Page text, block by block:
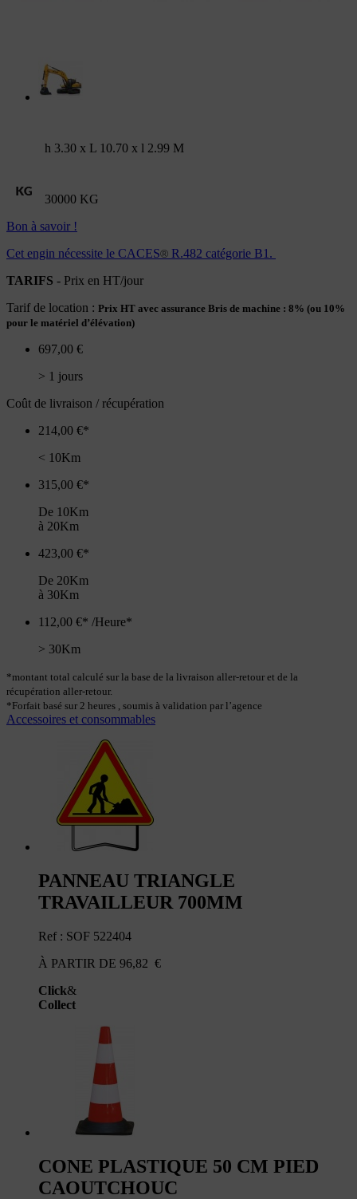
h 3.30 x L 10.70 x l 2.99 M
30000 KG
Bon à savoir !
Cet engin nécessite le CACES® R.482 catégorie B1.
TARIFS - Prix en HT/jour
Tarif de location : Prix HT avec assurance Bris de machine : 8% (ou 10%
pour le matériel d’élévation)
697,00 €
> 1 jours
Coût de livraison / récupération
214,00 €*
< 10Km
315,00 €*
De 10Km
à 20Km
423,00 €*
De 20Km
à 30Km
112,00 €* /Heure*
> 30Km
*montant total calculé sur la base de la livraison aller-retour et de la
récupération aller-retour.
*Forfait basé sur 2 heures , soumis à validation par l’agence
Accessoires et consommables
PANNEAU TRIANGLE
TRAVAILLEUR 700MM
Ref : SOF 522404
À PARTIR DE 96,82 €
Click&
Collect
CONE PLASTIQUE 50 CM PIED
CAOUTCHOUC